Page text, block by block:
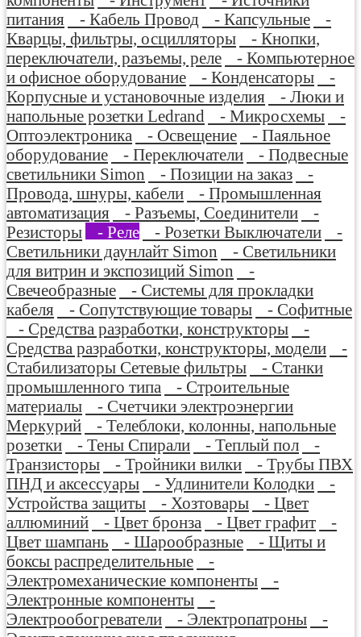
питания
- Кабель Провод - Капсульные
-
Кварцы, фильтры, осцилляторы
- Кнопки,
переключатели, разъемы, реле
- Компьютерное
и офисное оборудование
- Конденсаторы
-
Корпусные и установочные изделия
- Люки и
напольные розетки Ledrand
- Микросхемы
-
Оптоэлектроника
- Освещение
- Паяльное
оборудование
- Переключатели
- Подвесные
светильники Simon
- Позиции на заказ
-
Провода, шнуры, кабели
- Промышленная
автоматизация
- Разъемы, Соединители
-
Резисторы
- Реле - Розетки Выключатели
-
Светильники даунлайт Simon
- Светильники
для витрин и экспозиций Simon
-
Свечеобразные
- Системы для прокладки
кабеля
- Сопутствующие товары
- Софитные
- Средства разработки, конструкторы
-
Средства разработки, конструкторы, модели
-
Стабилизаторы Сетевые фильтры
- Станки
промышленного типа
- Строительные
материалы
- Счетчики электроэнергии
Меркурий
- Телеблоки, колонны, напольные
розетки
- Тены Спирали - Теплый пол
-
Транзисторы
- Тройники вилки
- Трубы ПВХ
ПНД и аксессуары
- Удлинители Колодки
-
Устройства защиты
- Хозтовары
- Цвет
аллюминий
- Цвет бронза - Цвет графит
-
Цвет шампань
- Шарообразные
- Щиты и
боксы распределительные
-
Электромеханические компоненты
-
Электронные компоненты
-
Электрообогреватели
- Электропатроны
-